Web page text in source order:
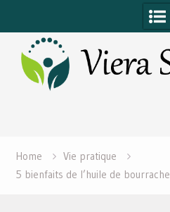
to
content
Home
Vie pratique
5 bienfaits de l’huile de bourrache